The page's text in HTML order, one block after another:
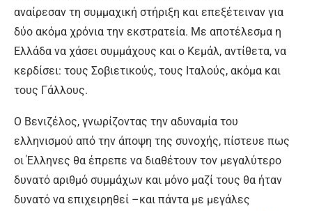
αναίρεσαν τη συμμαχική στήριξη και επεξέτειναν για
δύο ακόμα χρόνια την εκστρατεία. Με αποτέλεσμα η
Ελλάδα να χάσει συμμάχους και ο Κεμάλ, αντίθετα, να
κερδίσει: τους Σοβιετικούς, τους Ιταλούς, ακόμα και
τους Γάλλους.
Ο Βενιζέλος, γνωρίζοντας την αδυναμία του
ελληνισμού από την άποψη της συνοχής, πίστευε πως
οι Έλληνες θα έπρεπε να διαθέτουν τον μεγαλύτερο
δυνατό αριθμό συμμάχων και μόνο μαζί τους θα ήταν
δυνατό να επιχειρηθεί –και πάντα με μεγάλες